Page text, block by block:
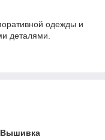
одежды и
деталями.